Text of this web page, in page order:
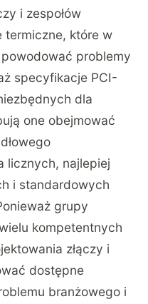
i zespołów
termiczne, które w
problemy
specyfikacje PCI-
dla
one obejmować
licznych, najlepiej
i standardowych
grupy
kompetentnych
złączy i
dostępne
branżowego i